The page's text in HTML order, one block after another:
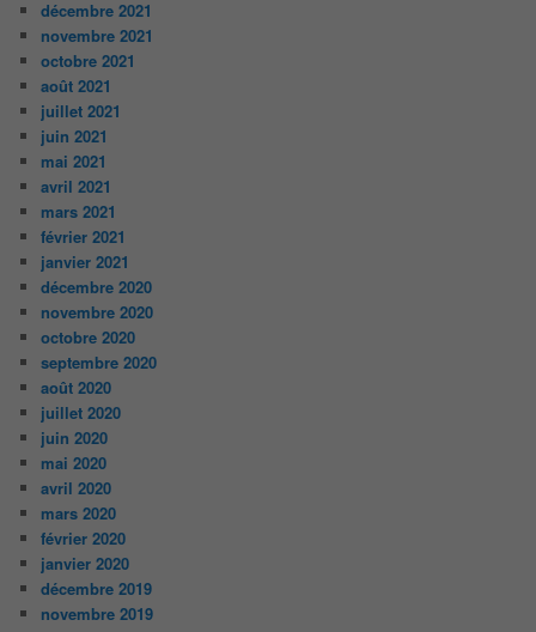
décembre 2021
novembre 2021
octobre 2021
août 2021
juillet 2021
juin 2021
mai 2021
avril 2021
mars 2021
février 2021
janvier 2021
décembre 2020
novembre 2020
octobre 2020
septembre 2020
août 2020
juillet 2020
juin 2020
mai 2020
avril 2020
mars 2020
février 2020
janvier 2020
décembre 2019
novembre 2019